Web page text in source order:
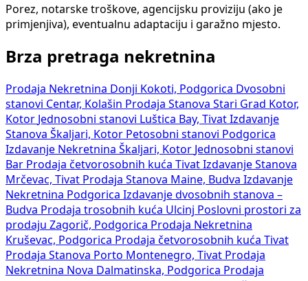
Porez, notarske troškove, agencijsku proviziju (ako je
primjenjiva), eventualnu adaptaciju i garažno mjesto.
Brza pretraga nekretnina
Prodaja Nekretnina Donji Kokoti, Podgorica Dvosobni
stanovi Centar, Kolašin Prodaja Stanova Stari Grad Kotor,
Kotor Jednosobni stanovi Luštica Bay, Tivat Izdavanje
Stanova Škaljari, Kotor Petosobni stanovi Podgorica
Izdavanje Nekretnina Škaljari, Kotor Jednosobni stanovi
Bar Prodaja četvorosobnih kuća Tivat Izdavanje Stanova
Mrčevac, Tivat Prodaja Stanova Maine, Budva Izdavanje
Nekretnina Podgorica Izdavanje dvosobnih stanova –
Budva Prodaja trosobnih kuća Ulcinj Poslovni prostori za
prodaju Zagorič, Podgorica Prodaja Nekretnina
Kruševac, Podgorica Prodaja četvorosobnih kuća Tivat
Prodaja Stanova Porto Montenegro, Tivat Prodaja
Nekretnina Nova Dalmatinska, Podgorica Prodaja